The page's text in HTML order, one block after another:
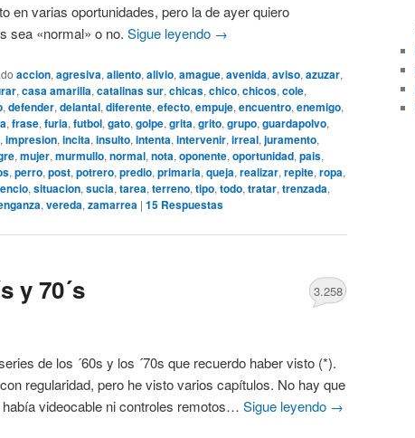
en varias oportunidades, pero la de ayer quiero
sea «normal» o no. Sigue leyendo →
accion, agresiva, aliento, alivio, amague, avenida, aviso, azuzar,
, casa amarilla, catalinas sur, chicas, chico, chicos, cole,
, defender, delantal, diferente, efecto, empuje, encuentro, enemigo,
, frase, furia, futbol, gato, golpe, grita, grito, grupo, guardapolvo,
, impresion, incita, insulto, intenta, intervenir, irreal, juramento,
, mujer, murmullo, normal, nota, oponente, oportunidad, pais,
, perro, post, potrero, predio, primaria, queja, realizar, repite, ropa,
, situacion, sucia, tarea, terreno, tipo, todo, tratar, trenzada,
, vereda, zamarrea | 15 Respuestas
y 70´s 3.258
de los ´60s y los ´70s que recuerdo haber visto (*).
regularidad, pero he visto varios capítulos. No hay que
videocable ni controles remotos… Sigue leyendo →